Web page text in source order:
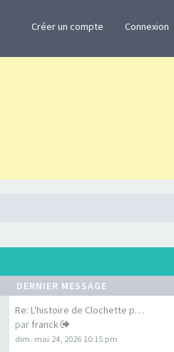
Créer un compte Connexion
DERNIER MESSAGE
Re: L'histoire de Clochette p…
par franck
dim. mai 24, 2026 10:15 pm